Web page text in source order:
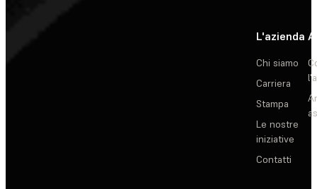
L'azienda
Chi siamo
Carriera
Stampa
Le nostre
iniziative
Contatti